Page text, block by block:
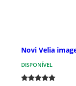
Novi Velia
DISPONÍVEL